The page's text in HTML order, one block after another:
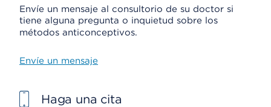
Envíe un mensaje al consultorio de su doctor si
tiene alguna pregunta o inquietud sobre los
métodos anticonceptivos.
Envíe un mensaje
Haga una cita